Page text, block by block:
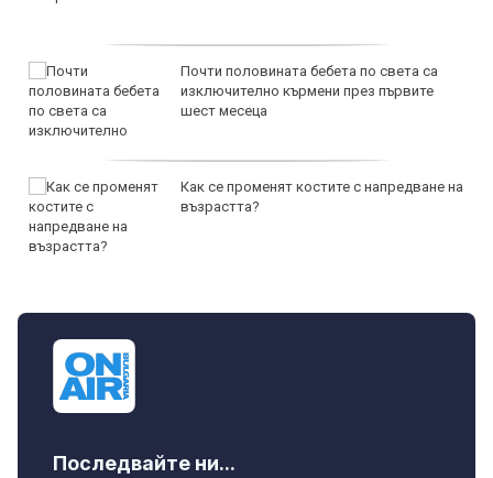
Почти половината бебета по света са
изключително кърмени през първите
шест месеца
Как се променят костите с напредване на
възрастта?
Последвайте ни...